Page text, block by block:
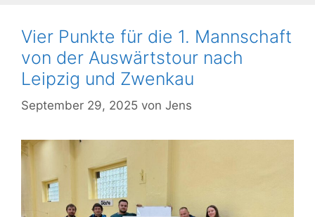
Vier Punkte für die 1. Mannschaft
von der Auswärtstour nach
Leipzig und Zwenkau
September 29, 2025 von Jens